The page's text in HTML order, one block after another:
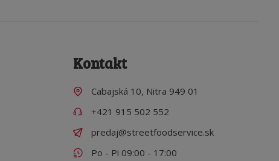
Kontakt
Cabajská 10, Nitra 949 01
+421 915 502 552
predaj@streetfoodservice.sk
Po - Pi 09:00 - 17:00